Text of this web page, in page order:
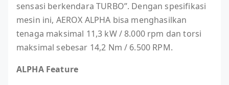
sensasi berkendara TURBO”. Dengan spesifikasi
mesin ini, AEROX ALPHA bisa menghasilkan
tenaga maksimal 11,3 kW / 8.000 rpm dan torsi
maksimal sebesar 14,2 Nm / 6.500 RPM.
ALPHA Feature